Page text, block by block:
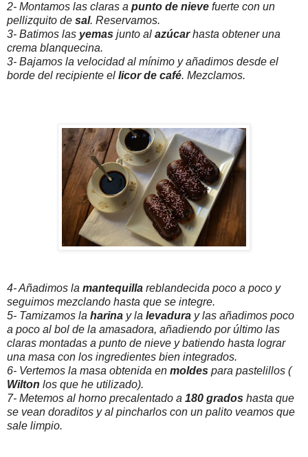
2- Montamos las claras a punto de nieve fuerte con un
pellizquito de sal. Reservamos.
3- Batimos las yemas junto al azúcarhasta obtener una
crema blanquecina.
3- Bajamos la velocidad al mínimo y añadimos desde el
borde del recipiente el licor de café. Mezclamos.
4- Añadimos la mantequilla reblandecida poco a poco y
seguimos mezclando hasta que se integre.
5- Tamizamos la harina y la levadura y las añadimos poco
a poco al bol de la amasadora, añadiendo por último las
claras montadas a punto de nieve y batiendo hasta lograr
una masa con los ingredientes bien integrados.
6- Vertemos la masa obtenida en moldes para pastelillos (
Wilton los que he utilizado).
7- Metemos al horno precalentado a 180 grados hasta que
se vean doraditos y al pincharlos con un palito veamos que
sale limpio.